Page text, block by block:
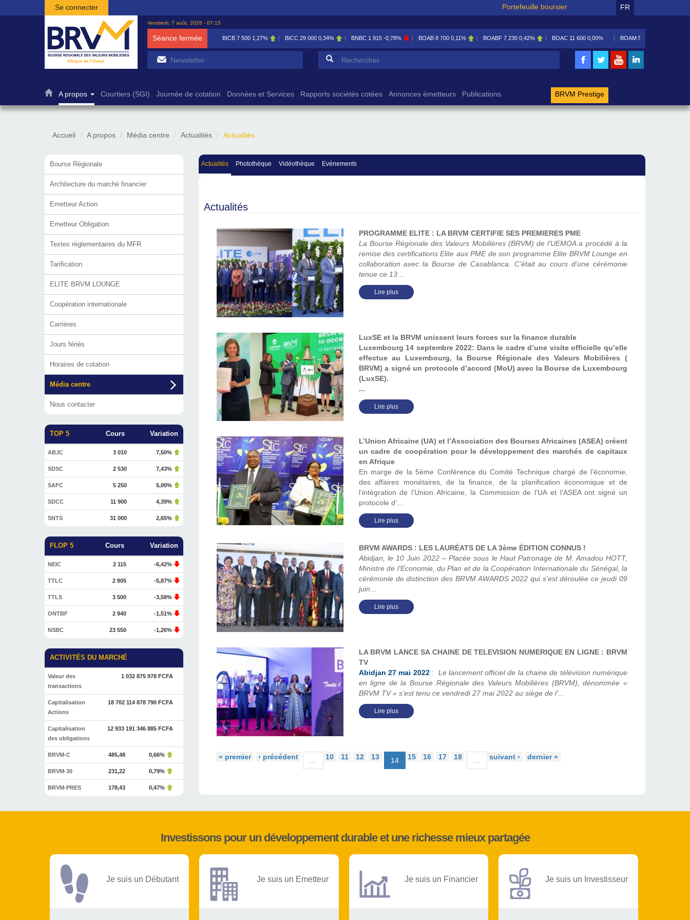
Aller au contenu principal
Se connecter Portefeuille boursier FR
Vendredi, 7 août, 2026 - 07:15
Séance fermée BICB 7 500 1,27% BICC 29 000 0,34% BNBC 1 915 -0,78% BOAB 8 700 0,11% BOABF 7 230 0,42% BOAC 11 600 0,00% BOAM 5 585
Formulaire de recherche
A propos Courtiers (SGI) Journée de cotation Données et Services Rapports sociétés cotées Annonces émetteurs Publications BRVM Prestige
Accueil A propos Média centre Actualités Actualités
Bourse Régionale
Architecture du marché financier
Emetteur Action
Emetteur Obligation
Textes réglementaires du MFR
Tarification
ELITE BRVM LOUNGE
Coopération internationale
Carrières
Jours fériés
Horaires de cotation
Média centre
Nous contacter
TOP 5 Cours Variation
ABJC 3 010 7,50%
SDSC 2 530 7,43%
SAFC 5 250 5,00%
SDCC 11 900 4,39%
SNTS 31 000 2,65%
FLOP 5 Cours Variation
NEIC 2 115 -6,42%
TTLC 2 805 -5,87%
TTLS 3 500 -3,58%
ONTBF 2 940 -1,51%
NSBC 23 550 -1,26%
ACTIVITÉS DU MARCHÉ
Valeur des
transactions
1 032 875 978 FCFA
Capitalisation
Actions
18 702 114 878 790 FCFA
Capitalisation
des obligations
12 933 191 346 885 FCFA
BRVM-C 485,48 0,66%
BRVM-30 231,22 0,79%
BRVM-PRES 178,43 0,47%
Actualités Photothèque Vidéothèque Evénements
Actualités
PROGRAMME ELITE : LA BRVM CERTIFIE SES PREMIERES PME
La Bourse Régionale des Valeurs Mobilières (BRVM) de l’UEMOA a procédé à la
remise des certifications Elite aux PME de son programme Elite BRVM Lounge en
collaboration avec la Bourse de Casablanca. C’était au cours d’une cérémonie
tenue ce 13...
Lire plus
LuxSE et la BRVM unissent leurs forces sur la finance durable
Luxembourg 14 septembre 2022: Dans le cadre d’une visite officielle qu’elle
effectue au Luxembourg, la Bourse Régionale des Valeurs Mobilières (
BRVM) a signé un protocole d’accord (MoU) avec la Bourse de Luxembourg
(LuxSE).
...
Lire plus
L’Union Africaine (UA) et l’Association des Bourses Africaines (ASEA) créent
un cadre de coopération pour le développement des marchés de capitaux
en Afrique
En marge de la 5ème Conférence du Comité Technique chargé de l’économie,
des affaires monétaires, de la finance, de la planification économique et de
l’intégration de l’Union Africaine, la Commission de l’UA et l’ASEA ont signé un
protocole d’...
Lire plus
BRVM AWARDS : LES LAURÉATS DE LA 3ème ÉDITION CONNUS !
Abidjan, le 10 Juin 2022 – Placée sous le Haut Patronage de M. Amadou HOTT,
Ministre de l’Economie, du Plan et de la Coopération Internationale du Sénégal, la
cérémonie de distinction des BRVM AWARDS 2022 qui s’est déroulée ce jeudi 09
juin...
Lire plus
LA BRVM LANCE SA CHAINE DE TELEVISION NUMERIQUE EN LIGNE : BRVM
TV
Abidjan 27 mai 2022: Le lancement officiel de la chaine de télévision numérique
en ligne de la Bourse Régionale des Valeurs Mobilières (BRVM), dénommée «
BRVM TV » s’est tenu ce vendredi 27 mai 2022 au siège de l’...
Lire plus
« premier ‹ précédent 10 11 12 13 14 15 16 17 18 suivant › dernier »
Investissons pour un développement durable et une richesse mieux partagée
Je suis un Débutant Je suis un Emetteur Je suis un Financier Je suis un Investisseur